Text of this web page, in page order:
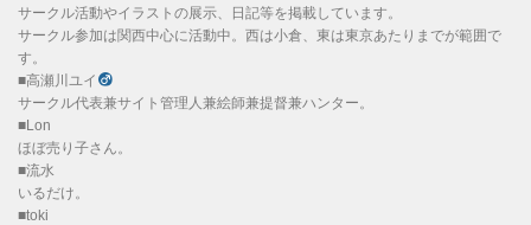
サークル活動やイラストの展示、日記等を掲載しています。
サークル参加は関西中心に活動中。西は小倉、東は東京あたりまでが範囲で
す。
■高瀬川ユイ
サークル代表兼サイト管理人兼絵師兼提督兼ハンター。
■Lon
ほぼ売り子さん。
■流水
いるだけ。
■toki